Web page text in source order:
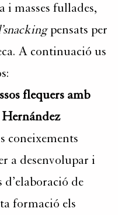
i masses fullades,
pensats per
A continuació us
flequers amb
coneixements
a desenvolupar i
de
formació els